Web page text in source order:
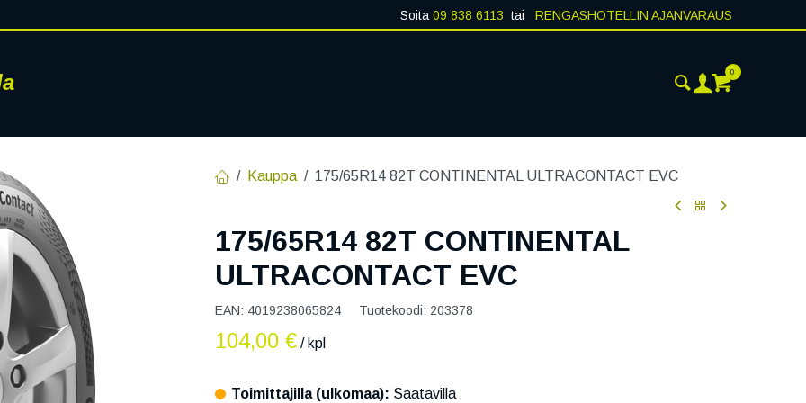
Soita 09 838 6113 tai RENGASHOTELLIN AJANVARAUS
RENKAAT
0
Kauppa 175/65R14 82T CONTINENTAL ULTRACONTACT EVC
175/65R14 82T CONTINENTAL
ULTRACONTACT EVC
EAN: 4019238065824 Tuotekoodi: 203378
104,00 € / kpl
Toimittajilla (ulkomaa): Saatavilla